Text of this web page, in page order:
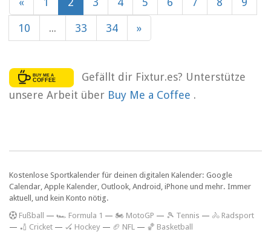
10 ... 33 34 »
Gefällt dir Fixtur.es? Unterstütze
unsere Arbeit über Buy Me a Coffee .
Kostenlose Sportkalender für deinen digitalen Kalender: Google
Calendar, Apple Kalender, Outlook, Android, iPhone und mehr. Immer
aktuell, und kein Konto nötig.
Fußball — 🏎️ Formula 1 — 🏍 MotoGP — 🎾 Tennis — 🚴 Radsport
— 🏏 Cricket — 🏑 Hockey — 🏈 NFL — 🏀 Basketball